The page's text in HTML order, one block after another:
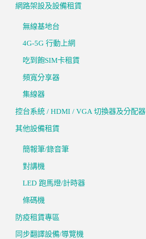
網路架設及設備租賃
無線基地台
4G-5G 行動上網
吃到飽SIM卡租賃
頻寬分享器
集線器
控台系統 / HDMI / VGA 切換器及分配器
其他設備租賃
簡報筆/錄音筆
對講機
LED 跑馬燈/計時器
條碼機
防疫租賃專區
同步翻譯設備/導覽機